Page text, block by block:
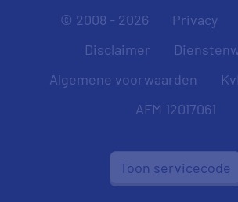
© 2008 - 2026 Privacy
Disclaimer
Algemene voorwaarden
AFM 12017061
Toon servicecode